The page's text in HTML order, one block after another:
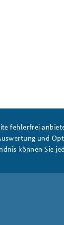
fehlerfrei
und
können Sie